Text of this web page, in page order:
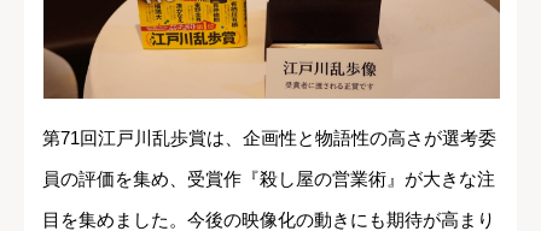
第71回江戸川乱歩賞は、企画性と物語性の高さが選考委
員の評価を集め、受賞作『殺し屋の営業術』が大きな注
目を集めました。今後の映像化の動きにも期待が高まり